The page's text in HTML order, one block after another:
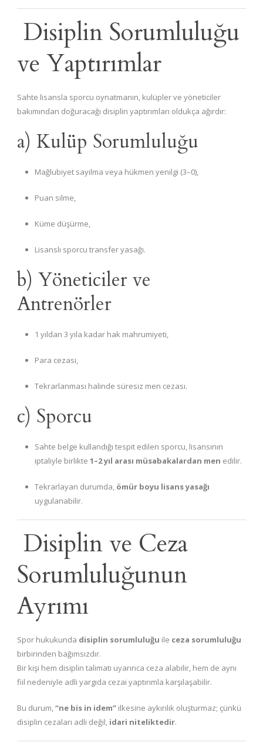
Disiplin Sorumluluğu
ve Yaptırımlar
Sahte lisansla sporcu oynatmanın, kulüpler ve yöneticiler
bakımından doğuracağı disiplin yaptırımları oldukça ağırdır:
a) Kulüp Sorumluluğu
Mağlubiyet sayılma veya hükmen yenilgi (3–0),
Puan silme,
Küme düşürme,
Lisanslı sporcu transfer yasağı.
b) Yöneticiler ve
Antrenörler
1 yıldan 3 yıla kadar hak mahrumiyeti,
Para cezası,
Tekrarlanması halinde süresiz men cezası.
c) Sporcu
Sahte belge kullandığı tespit edilen sporcu, lisansının
iptaliyle birlikte 1–2 yıl arası müsabakalardan men edilir.
Tekrarlayan durumda, ömür boyu lisans yasağı
uygulanabilir.
Disiplin ve Ceza
Sorumluluğunun
Ayrımı
Spor hukukunda disiplin sorumluluğu ile ceza sorumluluğu
birbirinden bağımsızdır.
Bir kişi hem disiplin talimatı uyarınca ceza alabilir, hem de aynı
fiil nedeniyle adli yargıda cezai yaptırımla karşılaşabilir.
Bu durum,“ne bis in idem” ilkesine aykırılık oluşturmaz; çünkü
disiplin cezaları adli değil, idari niteliktedir.